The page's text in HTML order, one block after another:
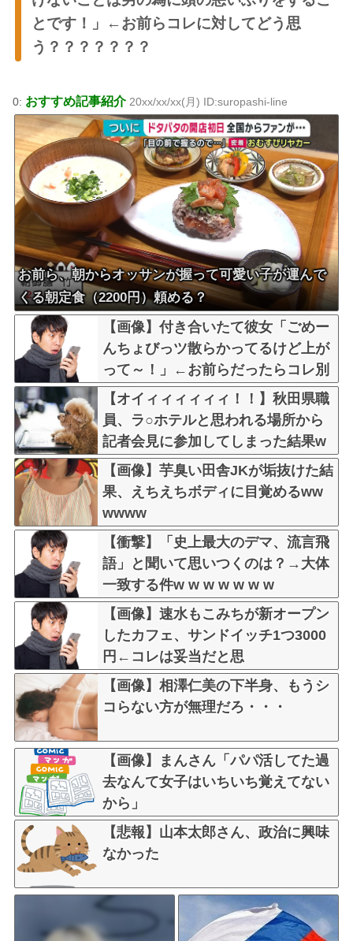
とです！」←お前らコレに対してどう思
う？？？？？？？
0: おすすめ記事紹介20xx/xx/xx(月) ID:suropashi-line
お前ら、朝からオッサンが握って可愛い子が運んで
くる朝定食（2200円）頼める？
【画像】付き合いたて彼女「ごめー
んちょびっツ散らかってるけど上が
って～！」←お前らだったらコレ別
れるか？？？？？
【オイィィィィィィ！！】秋田県職
員、ラ○ホテルと思われる場所から
記者会見に参加してしまった結果w
w w w w w w w
【画像】芋臭い田舎JKが垢抜けた結
果、えちえちボディに目覚めるww
wwww
【衝撃】「史上最大のデマ、流言飛
語」と聞いて思いつくのは？→大体
一致する件w w w w w w w
【画像】速水もこみちが新オープン
したカフェ、サンドイッチ1つ3000
円←コレは妥当だと思
う？？？？？？
【画像】相澤仁美の下半身、もうシ
コらない方が無理だろ・・・
【画像】まんさん「パパ活してた過
去なんて女子はいちいち覚えてない
から」
【悲報】山本太郎さん、政治に興味
なかった